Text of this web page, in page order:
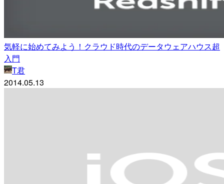
気軽に始めてみよう！クラウド時代のデータウェアハウス超
入門
T君
2014.05.13